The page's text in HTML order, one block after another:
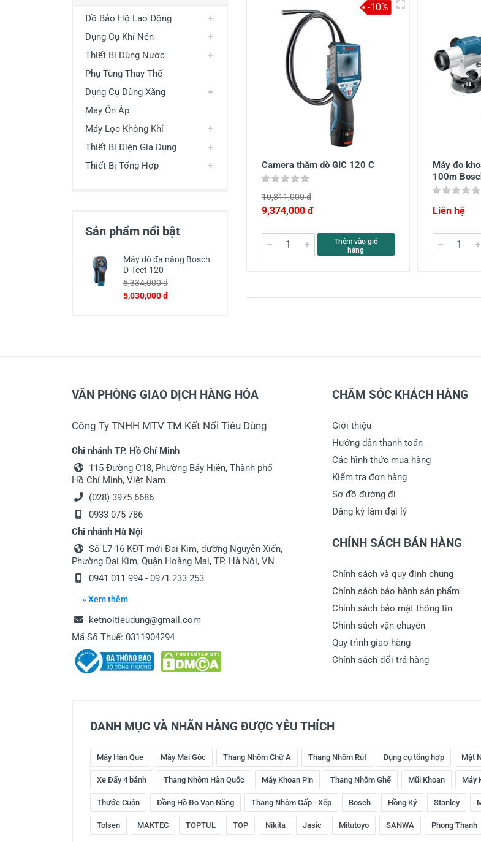
Đồ Bảo Hộ Lao Động
Dụng Cụ Khí Nén
Thiết Bị Dùng Nước
Phụ Tùng Thay Thế
Dụng Cụ Dùng Xăng
Máy Ổn Áp
Máy Lọc Không Khí
Thiết Bị Điện Gia Dụng
Thiết Bị Tổng Hợp
Sản phẩm nổi bật
Máy dò đa năng Bosch
D-Tect 120
5,334,000 đ
5,030,000 đ
Camera thăm dò GIC 120 C
10,311,000 đ
9,374,000 đ
Thêm vào giỏ
hàng
-10%
Máy đo
100m
Liên hệ
VĂN PHÒNG GIAO DỊCH HÀNG HÓA
Công Ty TNHH MTV TM Kết Nối Tiêu Dùng
Chi nhánh TP. Hồ Chí Minh
115 Đường C18, Phường Bảy Hiền, Thành phố
Hồ Chí Minh, Việt Nam
(028) 3975 6686
0933 075 786
Chi nhánh Hà Nội
Số L7-16 KĐT mới Đại Kim, đường Nguyễn Xiển,
Phường Đại Kim, Quận Hoàng Mai, TP. Hà Nội, VN
0941 011 994 - 0971 233 253
» Xem thêm
ketnoitieudung@gmail.com
Mã Số Thuế: 0311904294
CHĂM SÓC KHÁCH HÀNG
Giới thiệu
Hướng dẫn thanh toán
Các hình thức mua hàng
Kiểm tra đơn hàng
Sơ đồ đường đi
Đăng ký làm đại lý
CHÍNH SÁCH BÁN HÀNG
Chính sách và quy định chung
Chính sách bảo hành sản phẩm
Chính sách bảo mật thông tin
Chính sách vận chuyển
Quy trình giao hàng
Chính sách đổi trả hàng
DANH MỤC VÀ NHÃN HÀNG ĐƯỢC YÊU THÍCH
Máy Hàn Que Máy Mài Góc Thang Nhôm Chữ A Thang Nhôm Rút Dụng cụ tổng hợp Mặt
Xe Đẩy 4 bánh Thang Nhôm Hàn Quốc Máy Khoan Pin Thang Nhôm Ghế Mũi Khoan Máy
Thước Cuộn Đồng Hồ Đo Vạn Năng Thang Nhôm Gấp - Xếp Bosch Hồng Ký Stanley
Tolsen MAKTEC TOPTUL TOP Nikita Jasic Mitutoyo SANWA Phong Thạnh